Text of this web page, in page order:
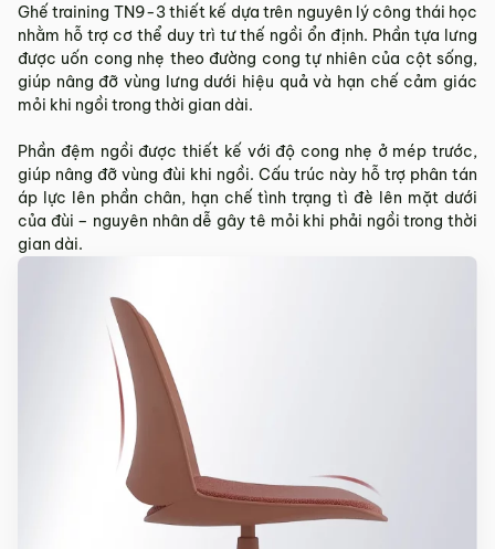
Ghế training TN9-3 thiết kế dựa trên nguyên lý công thái học
nhằm hỗ trợ cơ thể duy trì tư thế ngồi ổn định. Phần tựa lưng
được uốn cong nhẹ theo đường cong tự nhiên của cột sống,
giúp nâng đỡ vùng lưng dưới hiệu quả và hạn chế cảm giác
mỏi khi ngồi trong thời gian dài.
Phần đệm ngồi được thiết kế với độ cong nhẹ ở mép trước,
giúp nâng đỡ vùng đùi khi ngồi. Cấu trúc này hỗ trợ phân tán
áp lực lên phần chân, hạn chế tình trạng tì đè lên mặt dưới
của đùi – nguyên nhân dễ gây tê mỏi khi phải ngồi trong thời
gian dài.